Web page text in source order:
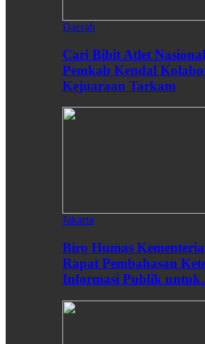
Daerah
Cari Bibit Atlet
Pemkab Kendal
Kejuaraan Tarkam
Jakarta
Biro Humas
Rapat Pembahasan
Informasi Publik